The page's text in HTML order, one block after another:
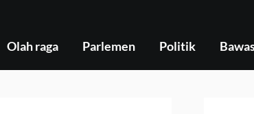
Olah raga Parlemen Politik